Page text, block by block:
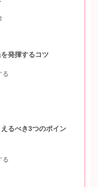
発揮するコツ
る
るべき3つのポイン
る